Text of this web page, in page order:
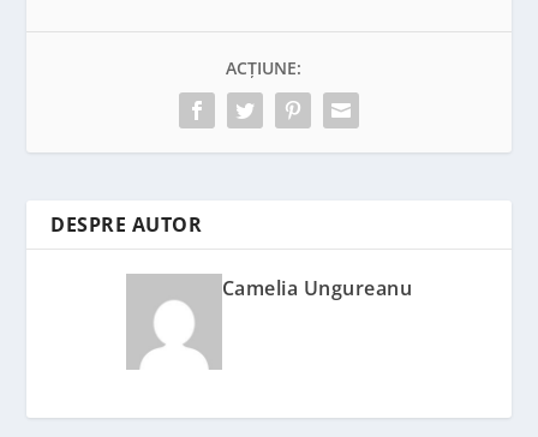
ACȚIUNE:
DESPRE AUTOR
Camelia Ungureanu